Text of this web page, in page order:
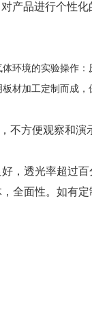
产品进行个性
环境的实验操作
材加工定制而成，
不方便观察和
，透光率超过
全面性。如有